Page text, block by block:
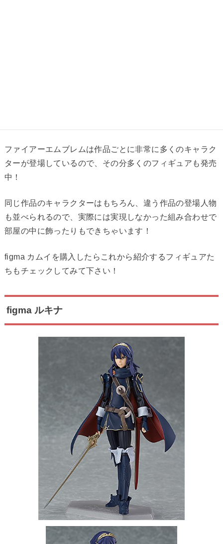
ファイアーエムブレムは作品ごとに非常に多くのキャラク
ターが登場しているので、その分多くのフィギュアも発売
中！
同じ作品のキャラクターはもちろん、違う作品の登場人物
も並べられるので、実際には実現しなかった組み合わせで
部屋の中に飾ったりもできちゃいます！
figma カムイを購入したらこれから紹介するフィギュアた
ちもチェックしてみて下さい！
figma ルキナ